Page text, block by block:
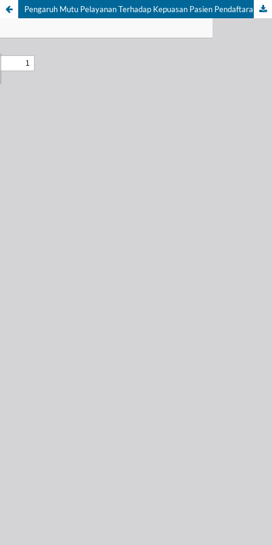
Pengaruh Mutu Pelayanan Terhadap Kepuasan Pasien Pendaftaran Rawat Jalan Puskesmas Sayegan